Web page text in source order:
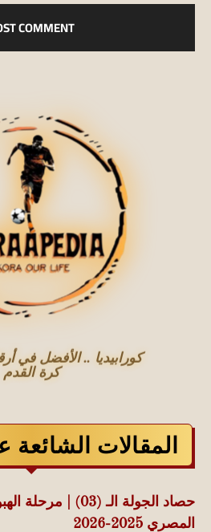
كورابيديا .. الأفضل في
كرة القدم
المقالات الشائعة
حصاد الجولة الـ (03)
المصري 2025-2026